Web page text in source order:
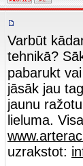
Varbūt
tehnikā?
pabarukt
jāsāk jau
jaunu
lieluma.
uzrakstot: